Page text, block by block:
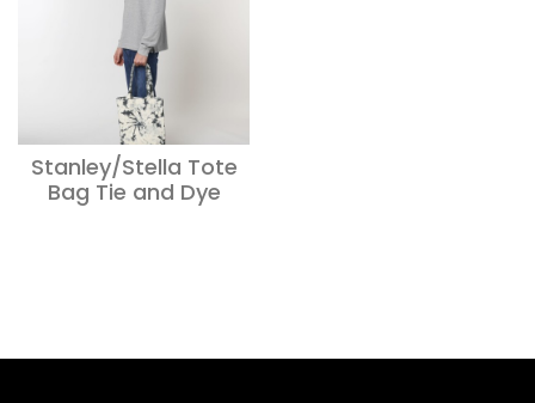
Stanley/Stella Tote
Bag Tie and Dye